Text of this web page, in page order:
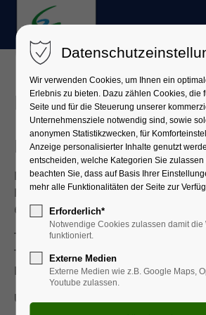
Impressum
Herausgeber und
Landratsamt Miltenberg
Brückenstraße 2
63897 Miltenberg
Telefon: 09371 501-0
Telefax: 09371 501-270
E-Mail:info@lra-mil.de
USt-IdNr.: DE 132115042
Wir verwenden Cookies, um Ihnen ein
Erlebnis zu bieten. Dazu zählen Cookies, die
Seite und für die Steuerung unserer
Unternehmensziele notwendig sind, sowie
anonymen Statistikzwecken, für
Anzeige personalisierter Inhalte genutzt
entscheiden, welche Kategorien Sie zulassen
beachten Sie, dass auf Basis Ihrer
mehr alle Funktionalitäten der Seite zur
Erforderlich*
Notwendige Cookies zulassen damit die
funktioniert.
Externe Medien
Externe Medien wie z.B. Google Maps,
Youtube zulassen.